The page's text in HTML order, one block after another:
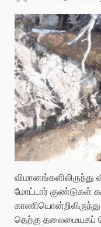
விமானங்களிலிருந்து
மோட்டார் குண்டுகள்
தெற்கு தலைமையகப்